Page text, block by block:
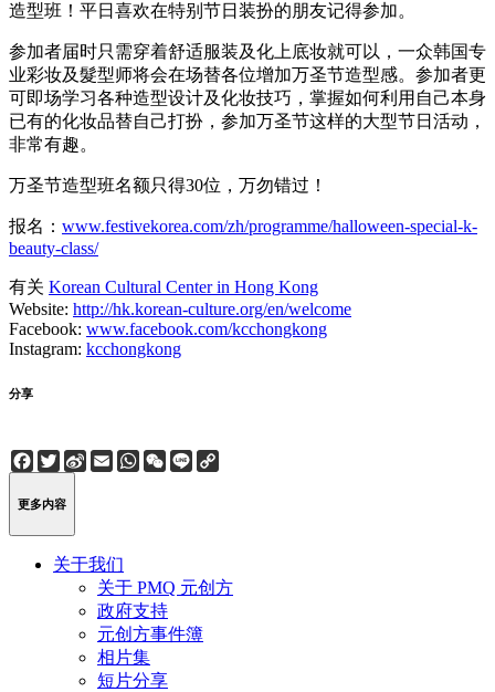
造型班！平日喜欢在特别节日装扮的朋友记得参加。
参加者届时只需穿着舒适服装及化上底妆就可以，一众韩国专
业彩妆及髮型师将会在场替各位增加万圣节造型感。参加者更
可即场学习各种造型设计及化妆技巧，掌握如何利用自己本身
已有的化妆品替自己打扮，参加万圣节这样的大型节日活动，
非常有趣。
万圣节造型班名额只得30位，万勿错过！
报名： www.festivekorea.com/zh/programme/halloween-special-k-
beauty-class/
有关 Korean Cultural Center in Hong Kong
Website: http://hk.korean-culture.org/en/welcome
Facebook: www.facebook.com/kcchongkong
Instagram: kcchongkong
分享
Facebook
Twitter
Sina
Weibo
EmailWhatsApp
WeChat
Line
更多内容
关于我们
关于 PMQ 元创方
政府支持
元创方事件簿
相片集
短片分享